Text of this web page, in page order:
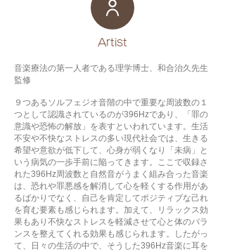
​Artist
音楽療法の第一人者である理学博士、和合治久先生
監修
９つあるソルフェジオ音階の中で重要な周波数の１
つとして認識されているのが396Hzであり、「罪の
意識や恐怖の解放」を表すといわれています。生活
不安や不快なストレスの多い現代社会では、生きる
希望や意欲が低下して、心身が弱くなり「未病」と
いう病気の一歩手前に陥ってきます。ここで収録さ
れた396Hz周波数と自然音がうまく組み合った音楽
は、恐れや罪悪感を解消して心を軽くする作用があ
るばかりでなく、自己を肯定してポジティブな己れ
を育む要素も感じられます。加えて、リラックス効
果もあり不快なストレスを軽減させて心と体のバラ
ンスを整えてくれる効果も感じられます。したがっ
て、日々の生活の中で、そうした396Hz音楽に耳を